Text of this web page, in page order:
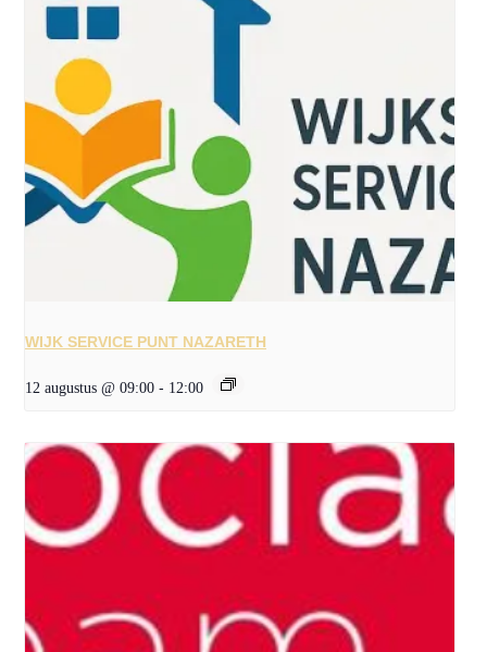
WIJK SERVICE PUNT NAZARETH
12 augustus @ 09:00 - 12:00